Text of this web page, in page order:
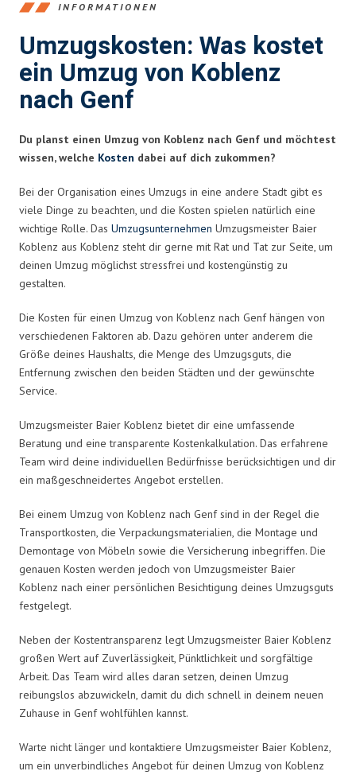
INFORMATIONEN
Umzugskosten: Was kostet
ein Umzug von Koblenz
nach Genf
Du planst einen Umzug von Koblenz nach Genf und möchtest
wissen, welche Kosten dabei auf dich zukommen?
Bei der Organisation eines Umzugs in eine andere Stadt gibt es
viele Dinge zu beachten, und die Kosten spielen natürlich eine
wichtige Rolle. Das Umzugsunternehmen Umzugsmeister Baier
Koblenz aus Koblenz steht dir gerne mit Rat und Tat zur Seite, um
deinen Umzug möglichst stressfrei und kostengünstig zu
gestalten.
Die Kosten für einen Umzug von Koblenz nach Genf hängen von
verschiedenen Faktoren ab. Dazu gehören unter anderem die
Größe deines Haushalts, die Menge des Umzugsguts, die
Entfernung zwischen den beiden Städten und der gewünschte
Service.
Umzugsmeister Baier Koblenz bietet dir eine umfassende
Beratung und eine transparente Kostenkalkulation. Das erfahrene
Team wird deine individuellen Bedürfnisse berücksichtigen und dir
ein maßgeschneidertes Angebot erstellen.
Bei einem Umzug von Koblenz nach Genf sind in der Regel die
Transportkosten, die Verpackungsmaterialien, die Montage und
Demontage von Möbeln sowie die Versicherung inbegriffen. Die
genauen Kosten werden jedoch von Umzugsmeister Baier
Koblenz nach einer persönlichen Besichtigung deines Umzugsguts
festgelegt.
Neben der Kostentransparenz legt Umzugsmeister Baier Koblenz
großen Wert auf Zuverlässigkeit, Pünktlichkeit und sorgfältige
Arbeit. Das Team wird alles daran setzen, deinen Umzug
reibungslos abzuwickeln, damit du dich schnell in deinem neuen
Zuhause in Genf wohlfühlen kannst.
Warte nicht länger und kontaktiere Umzugsmeister Baier Koblenz,
um ein unverbindliches Angebot für deinen Umzug von Koblenz